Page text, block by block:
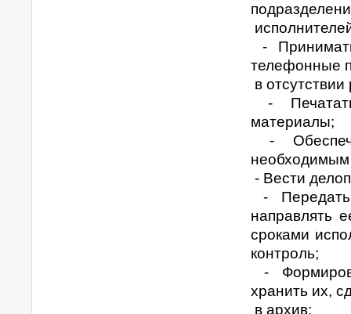
-
телефонные
в
-
материалы;
-
- Вести
- Передать
направлять
сроками
контроль;
-
хранить их,
в архив;